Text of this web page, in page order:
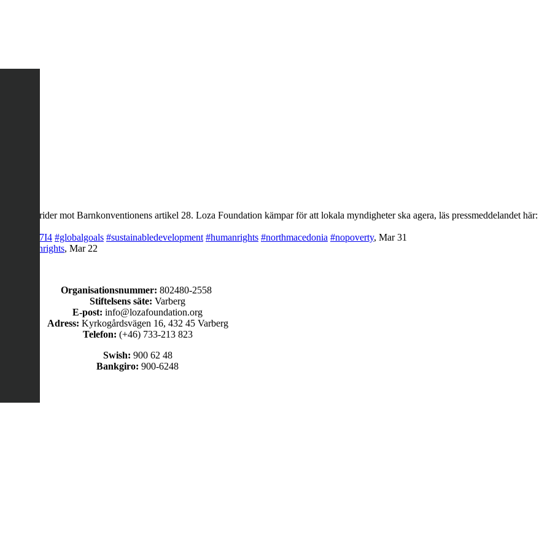
det strider mot Barnkonventionens artikel 28. Loza Foundation kämpar för att lokala myndigheter ska agera, läs pressmeddelandet här:
#globalgoals #sustainabledevelopment #humanrights #northmacedonia #nopoverty, Mar 31
#humanrights, Mar 22
Organisationsnummer: 802480-2558
Stiftelsens säte: Varberg
E-post: info@lozafoundation.org
Adress: Kyrkogårdsvägen 16, 432 45 Varberg
Telefon: (+46) 733-213 823
Swish: 900 62 48
Bankgiro: 900-6248